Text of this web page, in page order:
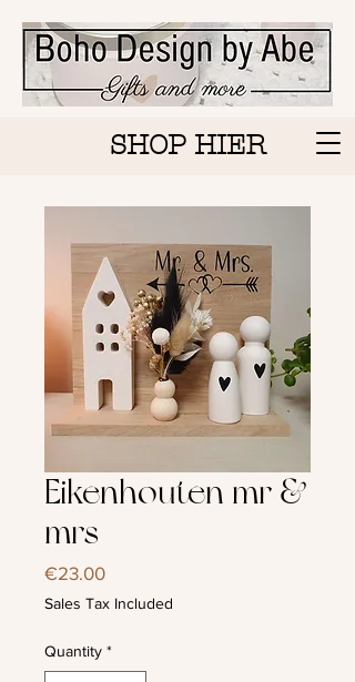
SHOP HIER
Eikenhouten mr &
mrs
€23.00Price
Sales Tax Included
Quantity *